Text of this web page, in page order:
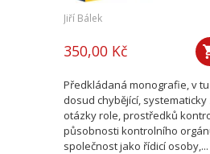
Jiří Bálek
350,00 Kč
Předkládaná monografie, v
dosud chybějící,
otázky role, prostředků
působnosti kontrolního
společnost jako řídicí osoby,...